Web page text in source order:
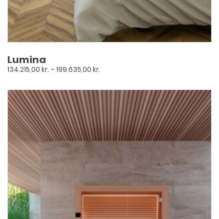
Lumina
134.215,00 kr. – 199.635,00 kr.
til
199.635,00 kr.
Dette
vare
har
flere
varianter.
Mulighederne
kan
vælges
på
varesiden